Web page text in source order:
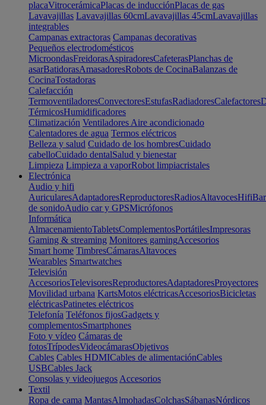
placaVitrocerámicaPlacas de inducciónPlacas de gas
Lavavajillas Lavavajillas 60cmLavavajillas 45cmLavavajillas
integrables
Campanas extractoras Campanas decorativas
Pequeños electrodomésticos
MicroondasFreidorasAspiradoresCafeterasPlanchas de
asarBatidorasAmasadoresRobots de CocinaBalanzas de
CocinaTostadoras
Calefacción
TermoventiladoresConvectoresEstufasRadiadoresCalefactores
TérmicosHumidificadores
Climatización Ventiladores Aire acondicionado
Calentadores de agua Termos eléctricos
Belleza y salud Cuidado de los hombresCuidado
cabelloCuidado dentalSalud y bienestar
Limpieza Limpieza a vaporRobot limpiacristales
Electrónica
Audio y hifi
AuricularesAdaptadoresReproductoresRadiosAltavocesHifi
de sonidoAudio car y GPSMicrófonos
Informática
AlmacenamientoTabletsComplementosPortátilesImpresoras
Gaming & streaming Monitores gamingAccesorios
Smart home TimbresCámarasAltavoces
Wearables Smartwatches
Televisión
AccesoriosTelevisoresReproductoresAdaptadoresProyectores
Movilidad urbana KartsMotos eléctricasAccesoriosBicicletas
eléctricasPatinetes eléctricos
Telefonía Teléfonos fijosGadgets y
complementosSmartphones
Foto y vídeo Cámaras de
fotosTrípodesVideocámarasObjetivos
Cables Cables HDMICables de alimentaciónCables
USBCables Jack
Consolas y videojuegos Accesorios
Textil
Ropa de cama MantasAlmohadasColchasSábanasNórdicos